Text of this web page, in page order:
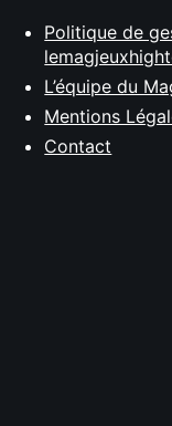
Politique de
L’équipe du
Mentions
Contact